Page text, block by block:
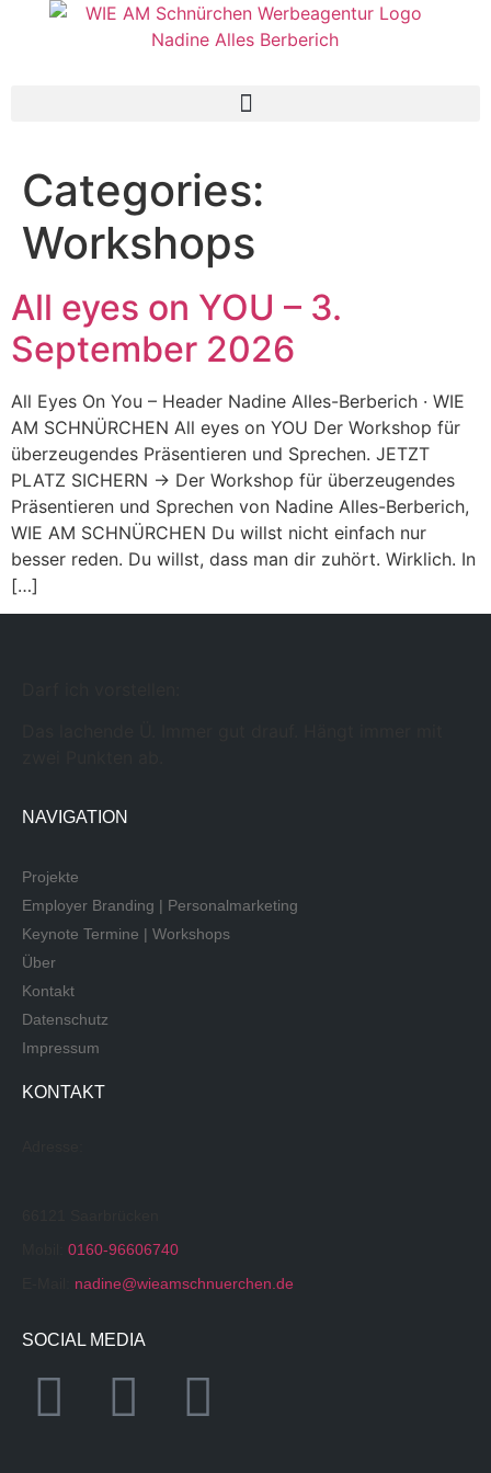
Categories:
Workshops
All eyes on YOU – 3.
September 2026
All Eyes On You – Header Nadine Alles-Berberich · WIE
AM SCHNÜRCHEN All eyes on YOU Der Workshop für
überzeugendes Präsentieren und Sprechen. JETZT
PLATZ SICHERN → Der Workshop für überzeugendes
Präsentieren und Sprechen von Nadine Alles-Berberich,
WIE AM SCHNÜRCHEN Du willst nicht einfach nur
besser reden. Du willst, dass man dir zuhört. Wirklich. In
[…]
NAVIGATION
Projekte
Employer Branding | Personalmarketing
Keynote Termine | Workshops
Über
Kontakt
Datenschutz
Impressum
KONTAKT
0160-96606740
nadine@wieamschnuerchen.de
SOCIAL MEDIA